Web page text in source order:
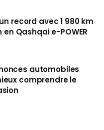
record avec 1 980 km
Qashqai e-POWER
automobiles
comprendre le